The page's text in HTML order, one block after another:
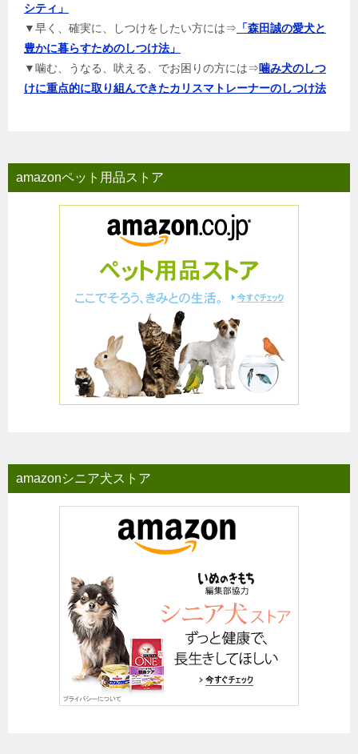
シティ」
▼早く、確実に、しつけをしたい方には⇒ 「森田誠の愛犬と
豊かに暮らすためのしつけ法」
▼噛む、うなる、吠える、でお困りの方には⇒噛み犬のしつ
けに重点的に取り組んできたカリスマトレーナーのしつけ法
amazonペット用品ストア
amazonシニア犬ストア